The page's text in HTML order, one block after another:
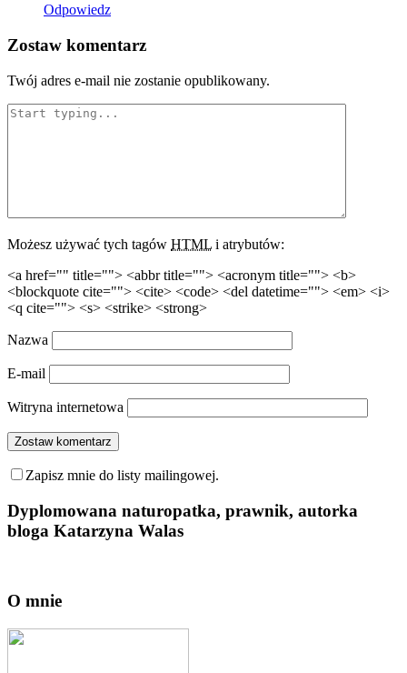
Odpowiedz
Zostaw komentarz
Twój adres e-mail nie zostanie opublikowany.
Możesz używać tych tagów HTML i atrybutów:
<a href="" title=""> <abbr title=""> <acronym title=""> <b>
<blockquote cite=""> <cite> <code> <del datetime=""> <em> <i>
<q cite=""> <s> <strike> <strong>
Nazwa
E-mail
Witryna internetowa
Zapisz mnie do listy mailingowej.
Dyplomowana naturopatka, prawnik, autorka
bloga Katarzyna Walas
O mnie